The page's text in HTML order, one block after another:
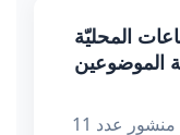
المحليّة
الموضوعين